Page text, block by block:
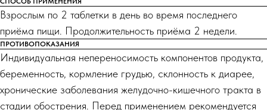
Взрослым по 2 таблетки в день во время последнего
приёма пищи. Продолжительность приёма 2 недели.
ПРОТИВОПОКАЗАНИЯ
Индивидуальная непереносимость компонентов продукта,
беременность, кормление грудью, склонность к диарее,
хронические заболевания желудочно-кишечного тракта в
стадии обострения. Перед применением рекомендуется